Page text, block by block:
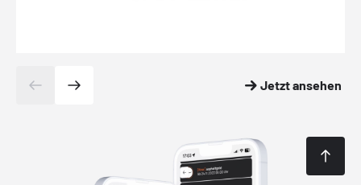
Jetzt ansehen